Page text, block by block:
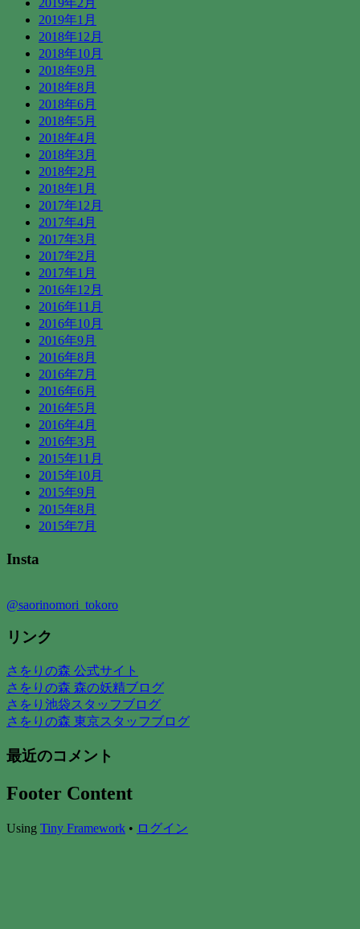
2019年2月
2019年1月
2018年12月
2018年10月
2018年9月
2018年8月
2018年6月
2018年5月
2018年4月
2018年3月
2018年2月
2018年1月
2017年12月
2017年4月
2017年3月
2017年2月
2017年1月
2016年12月
2016年11月
2016年10月
2016年9月
2016年8月
2016年7月
2016年6月
2016年5月
2016年4月
2016年3月
2015年11月
2015年10月
2015年9月
2015年8月
2015年7月
Insta
@saorinomori_tokoro
リンク
さをりの森 公式サイト
さをりの森 森の妖精ブログ
さをり池袋スタッフブログ
さをりの森 東京スタッフブログ
最近のコメント
Footer Content
Using Tiny Framework • ログイン